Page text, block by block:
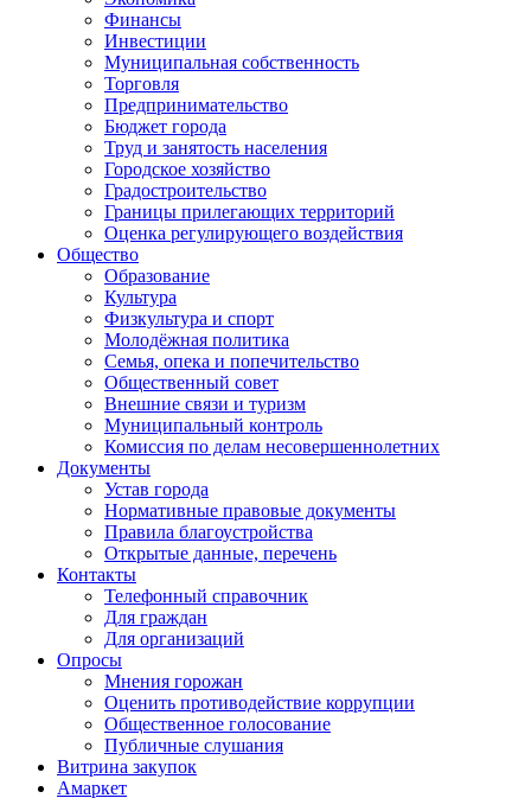
Финансы
Инвестиции
Муниципальная собственность
Торговля
Предпринимательство
Бюджет города
Труд и занятость населения
Городское хозяйство
Градостроительство
Границы прилегающих территорий
Оценка регулирующего воздействия
Общество
Образование
Культура
Физкультура и спорт
Молодёжная политика
Семья, опека и попечительство
Общественный совет
Внешние связи и туризм
Муниципальный контроль
Комиссия по делам несовершеннолетних
Документы
Устав города
Нормативные правовые документы
Правила благоустройства
Открытые данные, перечень
Контакты
Телефонный справочник
Для граждан
Для организаций
Опросы
Мнения горожан
Оценить противодействие коррупции
Общественное голосование
Публичные слушания
Витрина закупок
Амаркет